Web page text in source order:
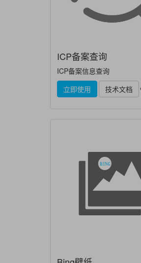
ICP备案查询
ICP备案信息查询
立即使用
技术文档